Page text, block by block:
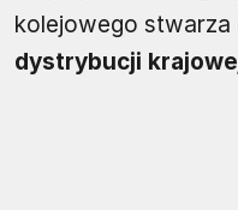
kolejowego stwarza
dystrybucji